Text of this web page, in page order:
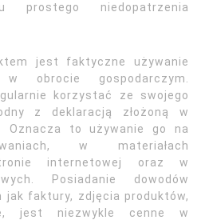
prostego niedopatrzenia
jest faktyczne używanie
obrocie gospodarczym.
korzystać ze swojego
z deklaracją złożoną w
Oznacza to używanie go na
w materiałach
internetowej oraz w
Posiadanie dowodów
jak faktury, zdjęcia produktów,
jest niezwykle cenne w